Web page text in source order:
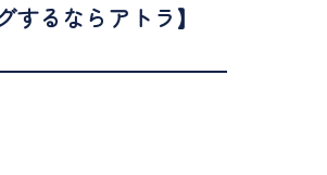
るならアトラ】